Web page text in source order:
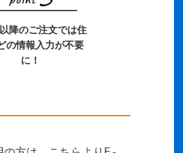
降のご注文では住
の情報入力が不要
に！